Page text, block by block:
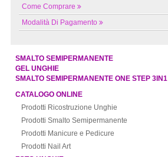
Come Comprare
Modalità Di Pagamento
SMALTO SEMIPERMANENTE
GEL UNGHIE
SMALTO SEMIPERMANENTE ONE STEP 3IN1
CATALOGO ONLINE
Prodotti Ricostruzione Unghie
Prodotti Smalto Semipermanente
Prodotti Manicure e Pedicure
Prodotti Nail Art